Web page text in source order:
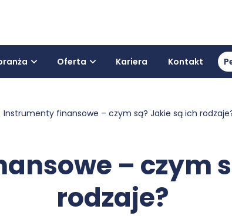
Oferta Kariera Kontakt
Instrumenty finansowe – czym są? Jakie są ich
– czym
rodzaje?